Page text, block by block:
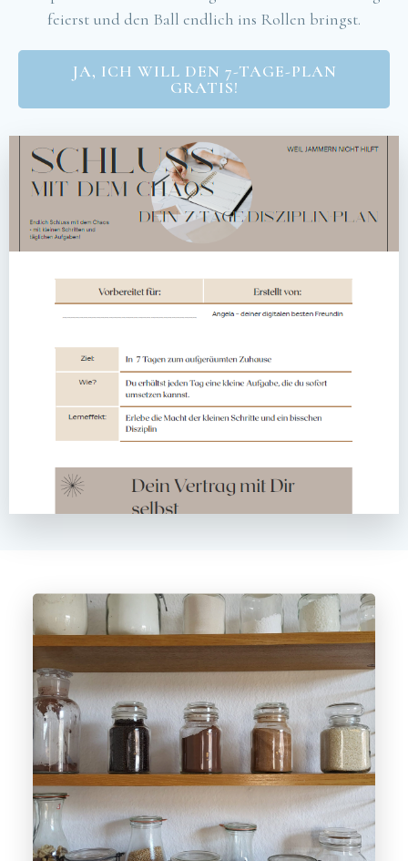
feierst und den Ball endlich ins Rollen bringst.
JA, ICH WILL DEN 7-TAGE-PLAN
GRATIS!